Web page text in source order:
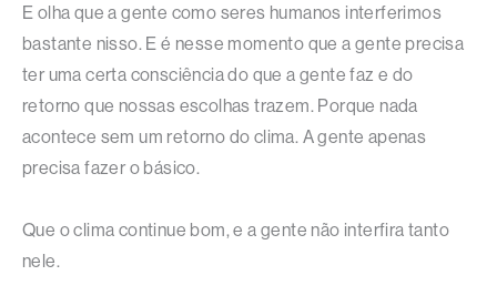
E olha que a gente como seres humanos interferimos
bastante nisso. E é nesse momento que a gente precisa
ter uma certa consciência do que a gente faz e do
retorno que nossas escolhas trazem. Porque nada
acontece sem um retorno do clima. A gente apenas
precisa fazer o básico.
Que o clima continue bom, e a gente não interfira tanto
nele.